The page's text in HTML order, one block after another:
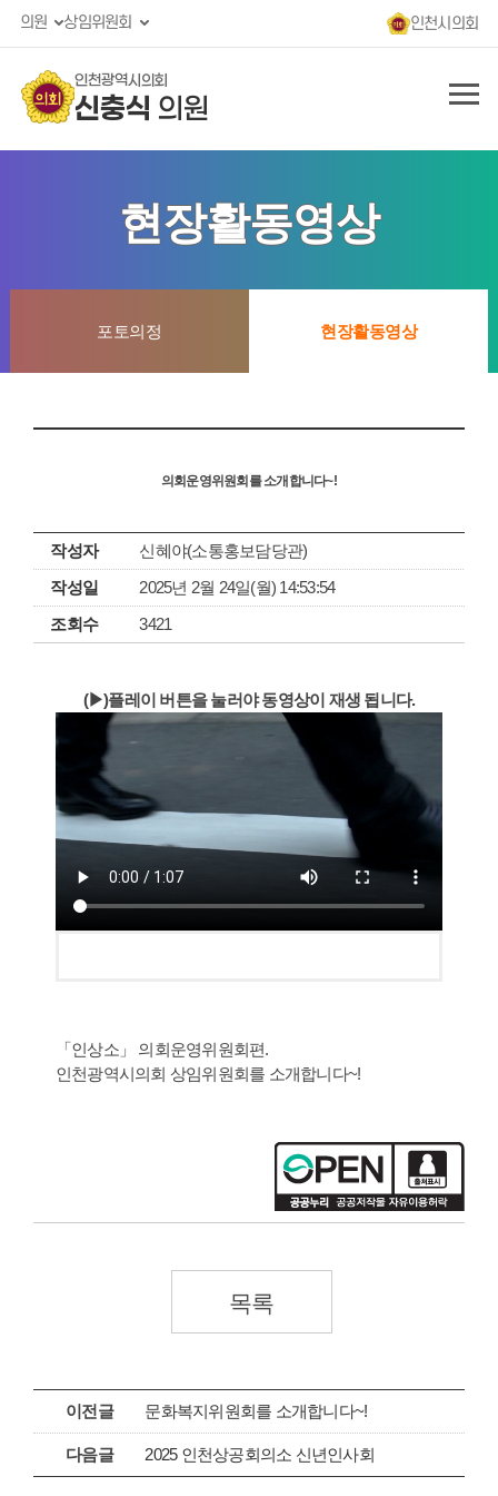
의원 상임위원회 인천시의회
인천광역시의회
신충식 의원
현장활동영상
포토의정 현장활동영상
의회운영위원회를 소개합니다~!
작성자
신혜야(소통홍보담당관)
작성일
2025년 2월 24일(월) 14:53:54
조회수
3421
(▶)플레이 버튼을 눌러야 동영상이 재생 됩니다.
「인상소」 의회운영위원회편.
인천광역시의회 상임위원회를 소개합니다~!
목록
이전글 문화복지위원회를 소개합니다~!
다음글 2025 인천상공회의소 신년인사회